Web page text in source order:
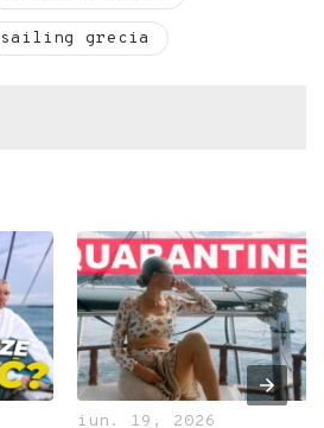
sailing grecia
iun. 19, 2026